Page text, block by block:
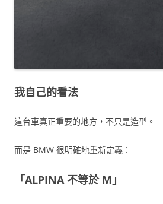
我自己的看法
這台車真正重要的地方，不只是造型。
而是 BMW 很明確地重新定義：
「ALPINA 不等於 M」